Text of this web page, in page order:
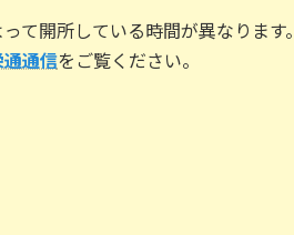
開所している時間が異なります。
通通信をご覧ください。